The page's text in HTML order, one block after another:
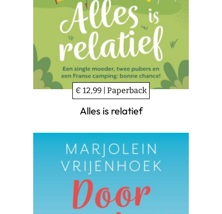
€ 12,99 | Paperback
Alles is relatief